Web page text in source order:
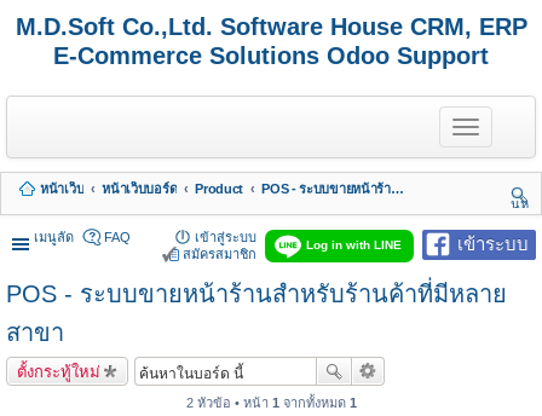
M.D.Soft Co.,Ltd. Software House CRM, ERP
E-Commerce Solutions Odoo Support
T
o
g
e
n
a
i
g
หน้าเว็บ หน้าเว็บบอร์ด Product
POS - ระบบขายหน้าร้านสำหรับร้านค้าที่มีหลายสาขา
นห
า
เมนูลัด
เข้าระบบ
Log in with LINE
FAQ
เข้าสู่ระบบ
สมัครสมาชิก
POS - ระบบขายหน้าร้านสำหรับร้านค้าที่มีหลาย
สาขา
ตั้งกระทู้ใหม่
2 หัวข้อ • หน้า 1 จากทั้งหมด 1